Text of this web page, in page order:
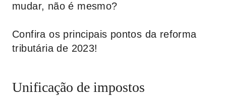
mudar, não é mesmo?
Confira os principais pontos da reforma
tributária de 2023!
Unificação de impostos